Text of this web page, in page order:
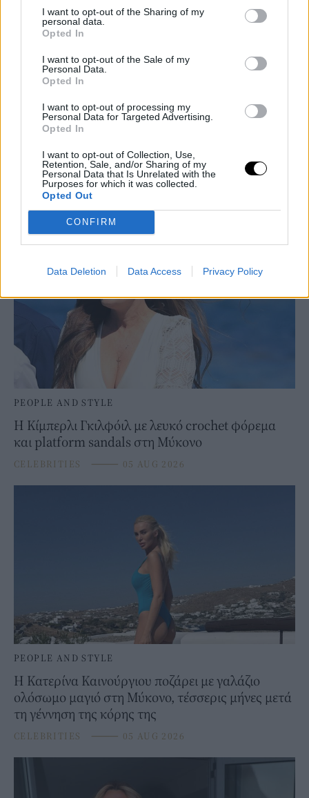
I want to opt-out of the Sharing of my
personal data.
Opted In
I want to opt-out of the Sale of my
Personal Data.
Opted In
I want to opt-out of processing my
Personal Data for Targeted Advertising.
Opted In
I want to opt-out of Collection, Use,
Retention, Sale, and/or Sharing of my
Personal Data that Is Unrelated with the
Purposes for which it was collected.
Opted Out
CONFIRM
Data Deletion Data Access Privacy Policy
PEOPLE AND STYLE
Μαρί Σαντάλ και Μαρία Ολυμπία Ντε Γκρες στις
Σπέτσες: Dinner σε διάσημη ψαροταβέρνα με θέα
το Παλιό Λιμάνι
CELEBRITIES ⸻05 AUG 2026
PEOPLE AND STYLE
Η Κίμπερλι Γκιλφόιλ με λευκό crochet φόρεμα
και platform sandals στη Μύκονο
CELEBRITIES ⸻ 05 AUG 2026
PEOPLE AND STYLE
Η Κατερίνα Καινούργιου ποζάρει με γαλάζιο
ολόσωμο μαγιό στη Μύκονο, τέσσερις μήνες μετά
τη γέννηση της κόρης της
CELEBRITIES ⸻ 05 AUG 2026